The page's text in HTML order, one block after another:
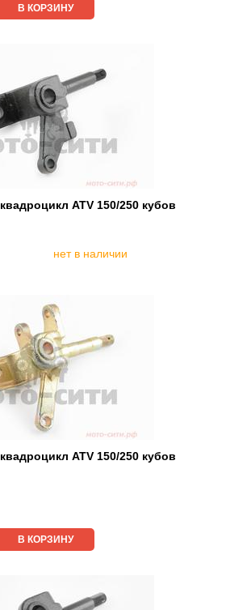
В КОРЗИНУ
ATV 150/250 кубов
нет в наличии
ATV 150/250 кубов
В КОРЗИНУ